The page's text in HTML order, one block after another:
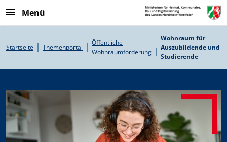
Menü
Pfadnavigation
Startseite Themenportal
Öffentliche
Wohnraumförderung
Wohnraum für
Auszubildende und
Studierende